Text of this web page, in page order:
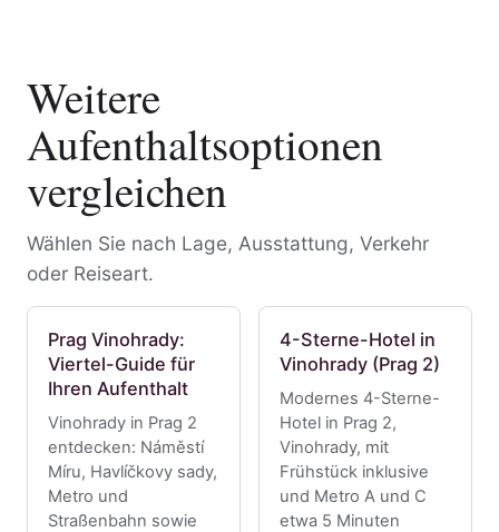
Weitere
Aufenthaltsoptionen
vergleichen
Wählen Sie nach Lage, Ausstattung, Verkehr
oder Reiseart.
Prag Vinohrady:
Viertel-Guide für
Ihren Aufenthalt
Vinohrady in Prag 2
entdecken: Náměstí
Míru, Havlíčkovy sady,
Metro und
Straßenbahn sowie
4-Sterne-Hotel in
Vinohrady (Prag 2)
Modernes 4-Sterne-
Hotel in Prag 2,
Vinohrady, mit
Frühstück inklusive
und Metro A und C
etwa 5 Minuten